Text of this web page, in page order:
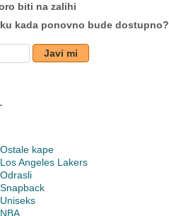
biti na zalihi
kada ponovno bude dostupno?
Javi mi
Ostale kape
Los Angeles Lakers
Odrasli
Snapback
Uniseks
NBA